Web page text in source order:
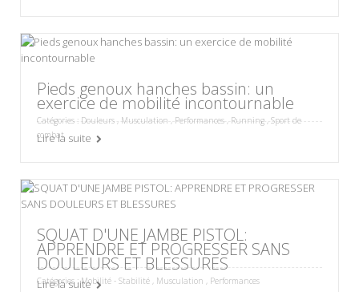
Pieds genoux hanches bassin: un
exercice de mobilité incontournable
Catégories : Douleurs , Musculation,Performances,Running,Sport de
combat
Lire la suite
SQUAT D'UNE JAMBE PISTOL:
APPRENDRE ET PROGRESSER SANS
DOULEURS ET BLESSURES
Catégories :Mobilité - Stabilité Musculation Performances
Lire la suite